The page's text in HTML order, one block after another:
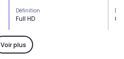
Définition
Full HD
Type de dalle
VA
Voir plus